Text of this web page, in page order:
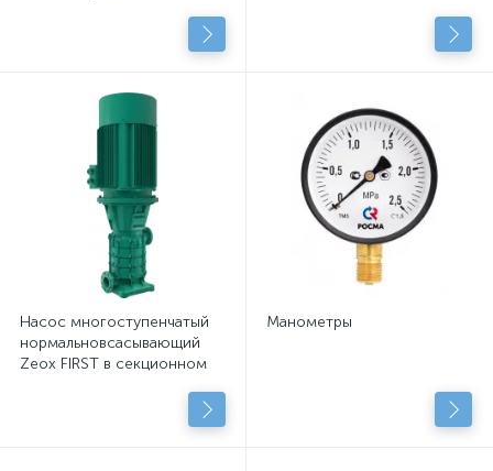
центробежными насосами
Насос многоступенчатый
нормальновсасывающий
Zeox FIRST в секционном
Манометры